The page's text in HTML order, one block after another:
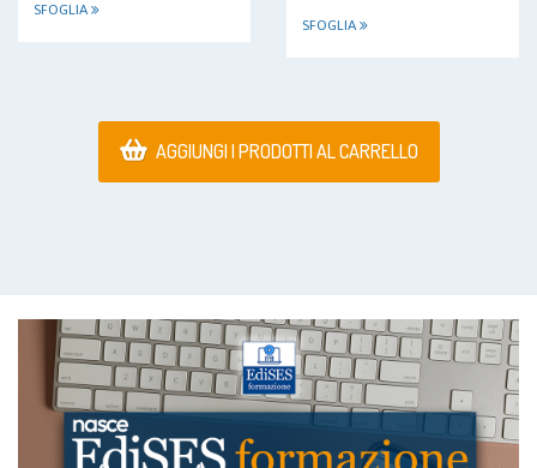
SFOGLIA
SFOGLIA
AGGIUNGI I PRODOTTI AL CARRELLO